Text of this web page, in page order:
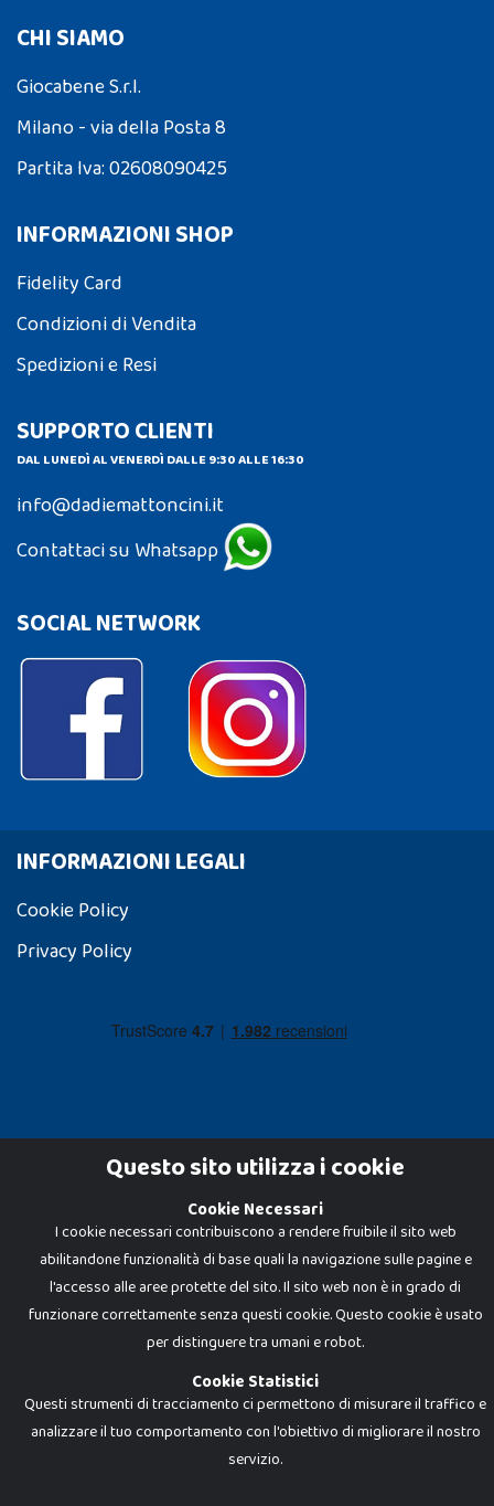
CHI SIAMO
Giocabene S.r.l.
Milano - via della Posta 8
Partita Iva: 02608090425
INFORMAZIONI SHOP
Fidelity Card
Condizioni di Vendita
Spedizioni e Resi
SUPPORTO CLIENTI
DAL LUNEDÌ AL VENERDÌ DALLE 9:30 ALLE 16:30
info@dadiemattoncini.it
Contattaci su Whatsapp
SOCIAL NETWORK
INFORMAZIONI LEGALI
Cookie Policy
Privacy Policy
Dadi e Mattoncini è un brand di Giocabene Srl. Ogni riproduzione o utilizzo non
espressamente autorizzato è severamente vietato. Tutti i loghi, marchi,
brand elencati nel presente shop sono di proprietà dei rispettivi titolari.
I prezzi e le promozioni pubblicate potrebbero differire da quanto esposto in
negozio.
Giocabene Srl - via della Posta 8, 20123 Milano (MI)
P.IVA 02608090425 - REA AN201199 - C.S. 10.000 i.v.
Questo sito utilizza i cookie
Cookie Necessari
I cookie necessari contribuiscono a rendere fruibile il sito web
abilitandone funzionalità di base quali la navigazione sulle pagine e
l'accesso alle aree protette del sito. Il sito web non è in grado di
funzionare correttamente senza questi cookie. Questo cookie è usato
per distinguere tra umani e robot.
Cookie Statistici
Questi strumenti di tracciamento ci permettono di misurare il traffico e
analizzare il tuo comportamento con l'obiettivo di migliorare il nostro
servizio.